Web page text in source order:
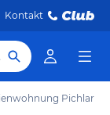
Kontakt
Pichlarn